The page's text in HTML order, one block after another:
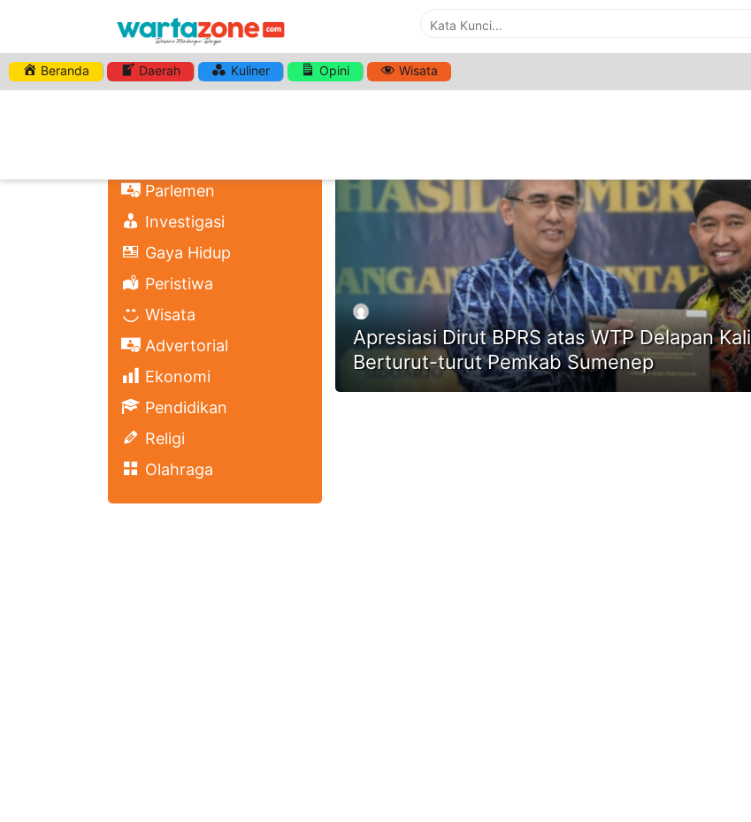
Beranda Daerah Kuliner Opini Wisata
Parlemen
Investigasi
Gaya Hidup
Peristiwa
Wisata
Advertorial
Ekonomi
Pendidikan
Religi
Olahraga
HASHTAG:LHP
Apresiasi Dirut BPRS atas WTP Delapan Kali
Berturut-turut Pemkab Sumenep